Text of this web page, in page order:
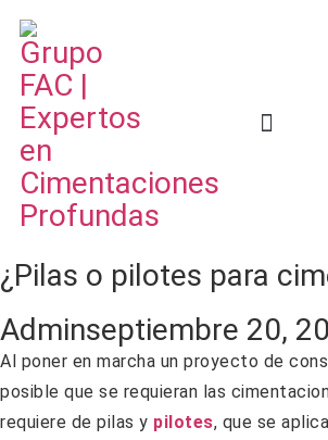
¿Pilas o pilotes para
Adminseptiembre 20,
Al poner en marcha un proyecto de
posible que se requieran las
requiere de pilas y pilotes, que se